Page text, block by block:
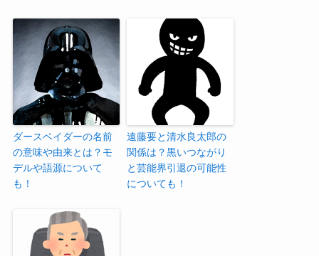
ダースベイダーの名前
の意味や由来とは？モ
デルや語源について
も！
遠藤要と清水良太郎の
関係は？黒いつながり
と芸能界引退の可能性
についても！